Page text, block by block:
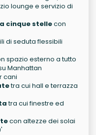
lounge e servizio di
cinque stellecon
di seduta flessibili
spazio esterno a tutto
Manhattan
cani
tra cui hall e terrazza
tra cui finestre ed
con altezze dei solai